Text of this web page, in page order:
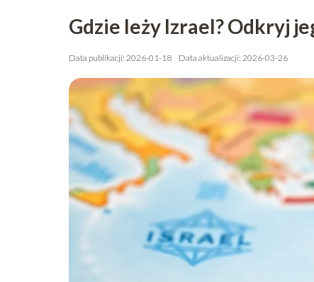
Gdzie leży Izrael? Odkryj
Data publikacji: 2026-01-18 Data aktualizacji: 2026-03-26